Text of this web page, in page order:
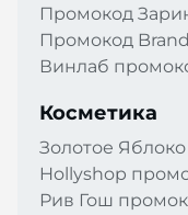
Промокод
Промокод
Винлаб
Косметика
Золотое
Hollyshop
Рив Гош